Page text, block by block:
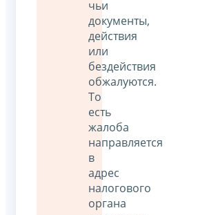
чьи
документы,
действия
или
бездействия
обжалуются.
То
есть
жалоба
направляется
в
адрес
налогового
органа